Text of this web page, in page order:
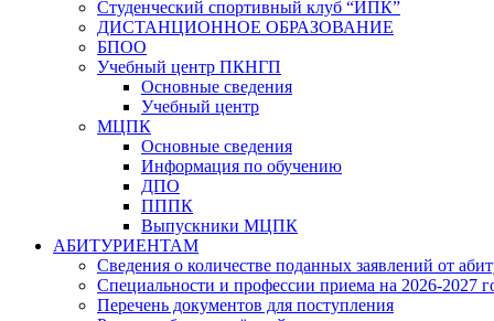
Студенческий спортивный клуб “ИПК”
ДИСТАНЦИОННОЕ ОБРАЗОВАНИЕ
БПОО
Учебный центр ПКНГП
Основные сведения
Учебный центр
МЦПК
Основные сведения
Информация по обучению
ДПО
ПППК
Выпускники МЦПК
АБИТУРИЕНТАМ
Сведения о количестве поданных заявлений от
Специальности и профессии приема на 2026-2027
Перечень документов для поступления